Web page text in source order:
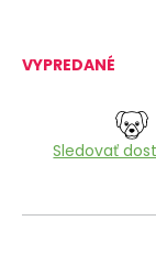
VYPREDANÉ
Sledovať